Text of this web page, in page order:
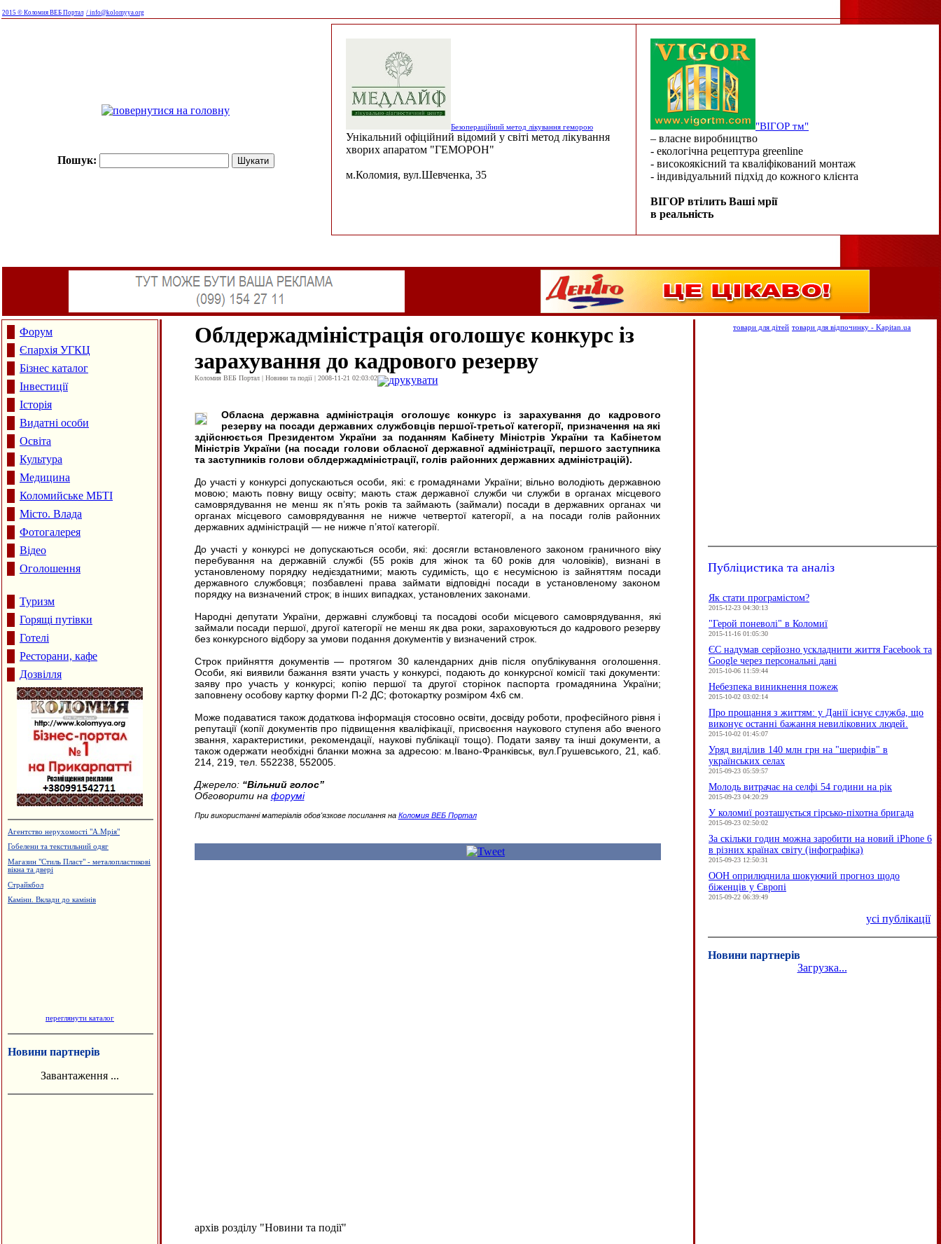
2015 © Коломия ВЕБ Портал / info@kolomyya.org
Пошук:
Безопераційний метод лікування геморою
Унікальний офіційний відомий у світі метод лікування
хворих апаратом "ГЕМОРОН"
м.Коломия, вул.Шевченка, 35
"ВІГОР тм"
– власне виробництво
- екологічна рецептура greenline
- високоякісний та кваліфікований монтаж
- індивідуальний підхід до кожного клієнта
ВІГОР втілить Ваші мрії
в реальність
Форум
Єпархія УГКЦ
Бізнес каталог
Інвестиції
Історія
Видатні особи
Освіта
Культура
Медицина
Коломийське МБТІ
Місто. Влада
Фотогалерея
Відео
Оголошення
Туризм
Горящі путівки
Готелі
Ресторани, кафе
Дозвілля
Агентство нерухомості "А.Мрія"
Гобелени та текстильний одяг
Магазин "Стиль Пласт" - металопластикові
вікна та двері
Страйкбол
Каміни. Вклади до камінів
переглянути каталог
Новини партнерів
Завантаження ...
Облдержадміністрація оголошує конкурс із
зарахування до кадрового резерву
Коломия ВЕБ Портал | Новини та події | 2008-11-21 02:03:02 друкувати
Обласна державна адміністрація оголошує конкурс із зарахування до кадрового
резерву на посади державних службовців першої-третьої категорії, призначення на які
здійснюється Президентом України за поданням Кабінету Міністрів України та Кабінетом
Міністрів України (на посади голови обласної державної адміністрації, першого заступника
та заступників голови облдержадміністрації, голів районних державних адміністрацій).
До участі у конкурсі допускаються особи, які: є громадянами України; вільно володіють державною
мовою; мають повну вищу освіту; мають стаж державної служби чи служби в органах місцевого
самоврядування не менш як п’ять років та займають (займали) посади в державних органах чи
органах місцевого самоврядування не нижче четвертої категорії, а на посади голів районних
державних адміністрацій — не нижче п’ятої категорії.
До участі у конкурсі не допускаються особи, які: досягли встановленого законом граничного віку
перебування на державній службі (55 років для жінок та 60 років для чоловіків), визнані в
установленому порядку недієздатними; мають судимість, що є несумісною із зайняттям посади
державного службовця; позбавлені права займати відповідні посади в установленому законом
порядку на визначений строк; в інших випадках, установлених законами.
Народні депутати України, державні службовці та посадові особи місцевого самоврядування, які
займали посади першої, другої категорії не менш як два роки, зараховуються до кадрового резерву
без конкурсного відбору за умови подання документів у визначений строк.
Строк прийняття документів — протягом 30 календарних днів після опублікування оголошення.
Особи, які виявили бажання взяти участь у конкурсі, подають до конкурсної комісії такі документи:
заяву про участь у конкурсі; копію першої та другої сторінок паспорта громадянина України;
заповнену особову картку форми П-2 ДС; фотокартку розміром 4х6 см.
Може подаватися також додаткова інформація стосовно освіти, досвіду роботи, професійного рівня і
репутації (копії документів про підвищення кваліфікації, присвоєння наукового ступеня або вченого
звання, характеристики, рекомендації, наукові публікації тощо). Подати заяву та інші документи, а
також одержати необхідні бланки можна за адресою: м.Івано-Франківськ, вул.Грушевського, 21, каб.
214, 219, тел. 552238, 552005.
Джерело: “Вільний голос”
Обговорити на форумі
При використанні матеріалів обов'язкове посилання на Коломия ВЕБ Портал
архів розділу "Новини та події"
товари для дітей товари для відпочинку - Kapitan.ua
Публіцистика та аналіз
Як стати програмістом?
2015-12-23 04:30:13
"Герой поневолі" в Коломиї
2015-11-16 01:05:30
ЄC надумав серйозно ускладнити життя Facebook та
Google через персональні дані
2015-10-06 11:59:44
Небезпека виникнення пожеж
2015-10-02 03:02:14
Про прощання з життям: у Данії існує служба, що
виконує останні бажання невиліковних людей.
2015-10-02 01:45:07
Уряд виділив 140 млн грн на "шерифів" в
українських селах
2015-09-23 05:59:57
Молодь витрачає на селфі 54 години на рік
2015-09-23 04:20:29
У коломиї розташується гірсько-піхотна бригада
2015-09-23 02:50:02
За скільки годин можна заробити на новий iPhone 6
в різних країнах світу (інфографіка)
2015-09-23 12:50:31
ООН оприлюднила шокуючий прогноз щодо
біженців у Європі
2015-09-22 06:39:49
усі публікації
Новини партнерів
Загрузка...